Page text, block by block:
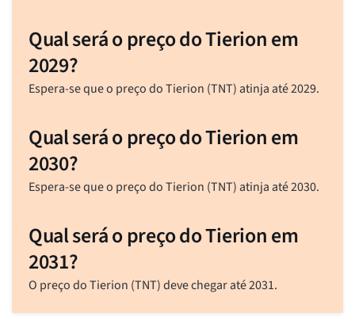
Qual será o preço do Tierion em
2029?
Espera-se que o preço do Tierion (TNT) atinja até 2029.
Qual será o preço do Tierion em
2030?
Espera-se que o preço do Tierion (TNT) atinja até 2030.
Qual será o preço do Tierion em
2031?
O preço do Tierion (TNT) deve chegar até 2031.